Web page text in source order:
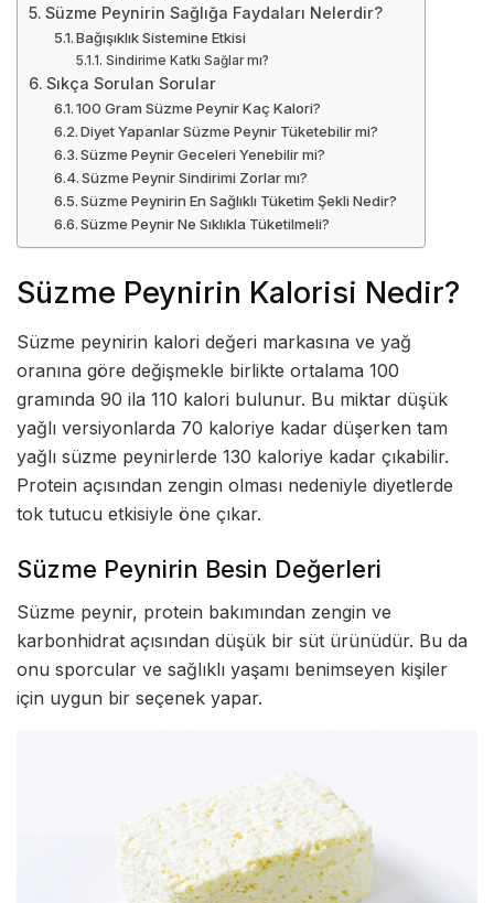
Süzme Peynirin Sağlığa Faydaları Nelerdir?
Bağışıklık Sistemine Etkisi
Sindirime Katkı Sağlar mı?
Sıkça Sorulan Sorular
100 Gram Süzme Peynir Kaç Kalori?
Diyet Yapanlar Süzme Peynir Tüketebilir mi?
Süzme Peynir Geceleri Yenebilir mi?
Süzme Peynir Sindirimi Zorlar mı?
Süzme Peynirin En Sağlıklı Tüketim Şekli Nedir?
Süzme Peynir Ne Sıklıkla Tüketilmeli?
Süzme Peynirin Kalorisi Nedir?
Süzme peynirin kalori değeri markasına ve yağ
oranına göre değişmekle birlikte ortalama 100
gramında 90 ila 110 kalori bulunur. Bu miktar düşük
yağlı versiyonlarda 70 kaloriye kadar düşerken tam
yağlı süzme peynirlerde 130 kaloriye kadar çıkabilir.
Protein açısından zengin olması nedeniyle diyetlerde
tok tutucu etkisiyle öne çıkar.
Süzme Peynirin Besin Değerleri
Süzme peynir, protein bakımından zengin ve
karbonhidrat açısından düşük bir süt ürünüdür. Bu da
onu sporcular ve sağlıklı yaşamı benimseyen kişiler
için uygun bir seçenek yapar.